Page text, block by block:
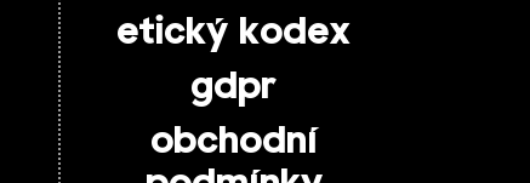
etický kodex
gdpr
obchodní